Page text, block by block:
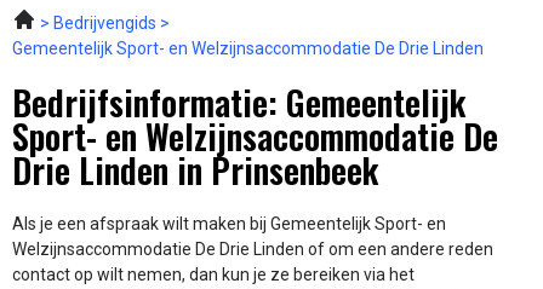
Bedrijvengids
Gemeentelijk Sport- en Welzijnsaccommodatie De Drie Linden
Bedrijfsinformatie: Gemeentelijk
Sport- en Welzijnsaccommodatie De
Drie Linden in Prinsenbeek
Als je een afspraak wilt maken bij Gemeentelijk Sport- en
Welzijnsaccommodatie De Drie Linden of om een andere reden
contact op wilt nemen, dan kun je ze bereiken via het